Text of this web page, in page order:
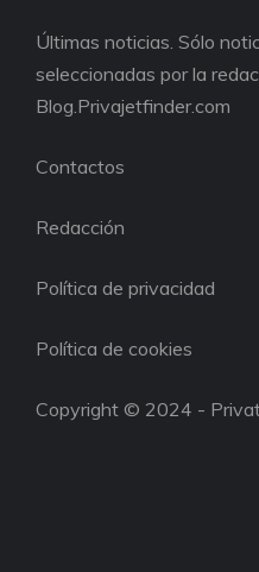
Últimas noticias. Sólo
seleccionadas por la
Blog.Privajetfinder.com
Contactos
Redacción
Política de privacidad
Política de cookies
Copyright © 2024 -